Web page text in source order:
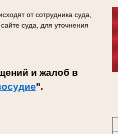
от сотрудника суда,
суда, для уточнения
и жалоб в
".